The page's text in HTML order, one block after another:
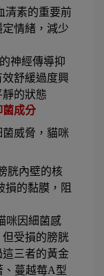
清素的重要前
情緒，減少
神經傳導抑
舒緩過度興
的狀態
菌成分
威脅，貓咪
胱內壁的核
損的黏膜，阻
咪因細菌感
受損的膀胱
三者的黃金
、蔓越莓A型